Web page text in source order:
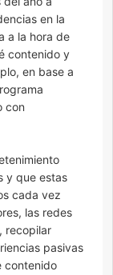
en la
a la hora de
contenido y
en base a
con
y que estas
cada vez
las redes
recopilar
pasivas
contenido